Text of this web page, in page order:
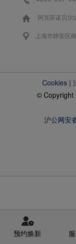
阿克苏诺贝尔
上海市静安区
Cookies |
©
沪公网安
预约焕新